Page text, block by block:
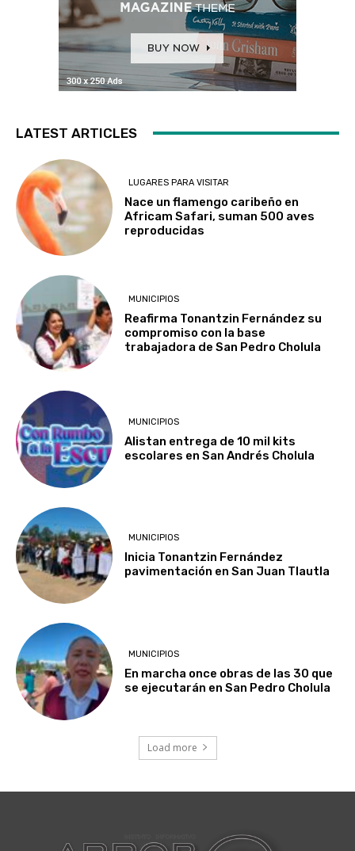
LATEST ARTICLES
LUGARES PARA VISITAR
Nace un flamengo caribeño en
Africam Safari, suman 500 aves
reproducidas
MUNICIPIOS
Reafirma Tonantzin Fernández su
compromiso con la base
trabajadora de San Pedro Cholula
MUNICIPIOS
Alistan entrega de 10 mil kits
escolares en San Andrés Cholula
MUNICIPIOS
Inicia Tonantzin Fernández
pavimentación en San Juan Tlautla
MUNICIPIOS
En marcha once obras de las 30 que
se ejecutarán en San Pedro Cholula
Load more